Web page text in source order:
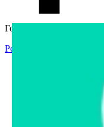
Гостевой доступ
Регистрация
Интернет-магазин
Интернет-витрина